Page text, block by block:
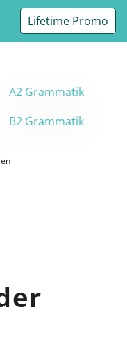
Lifetime Promo
A2 Grammatik
B2 Grammatik